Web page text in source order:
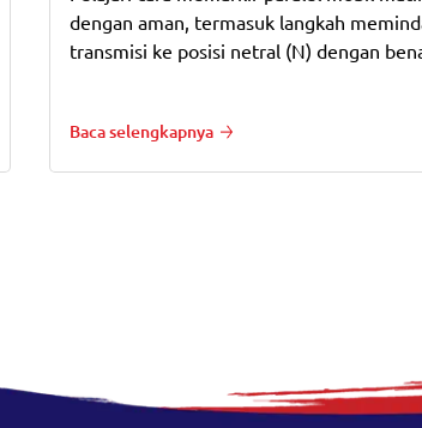
dengan aman, termasuk langkah
transmisi ke posisi netral (N) dengan
Baca selengkapnya